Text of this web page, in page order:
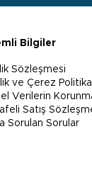
Bilgiler
Sözleşmesi
ve Çerez
Verilerin
Satış
Sorulan Sorular